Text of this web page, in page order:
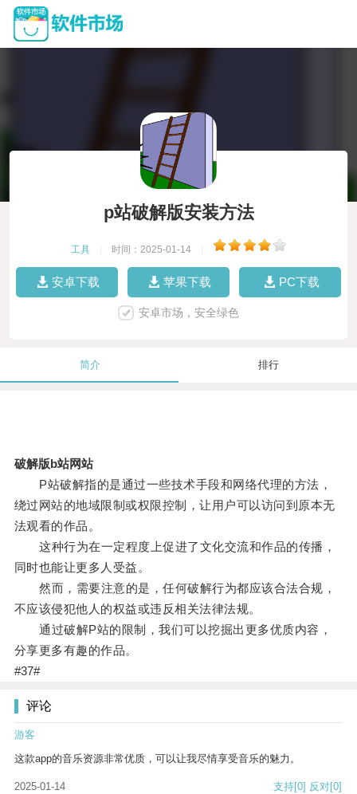
p站破解版安装方法
工具 时间：2025-01-14
安卓下载 苹果下载 PC下载
安卓市场，安全绿色
简介 排行
破解版b站网站
P站破解指的是通过一些技术手段和网络代理的方法，
绕过网站的地域限制或权限控制，让用户可以访问到原本无
法观看的作品。
这种行为在一定程度上促进了文化交流和作品的传播，
同时也能让更多人受益。
然而，需要注意的是，任何破解行为都应该合法合规，
不应该侵犯他人的权益或违反相关法律法规。
通过破解P站的限制，我们可以挖掘出更多优质内容，
分享更多有趣的作品。
#37#
评论
游客
这款app的音乐资源非常优质，可以让我尽情享受音乐的魅力。
2025-01-14 支持[0] 反对[0]